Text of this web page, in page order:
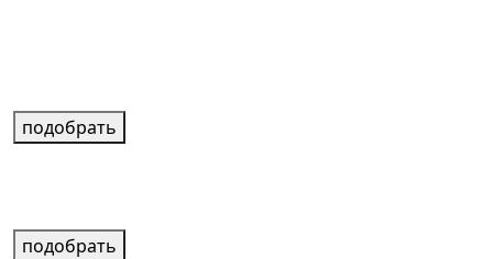
подобрать
подобрать